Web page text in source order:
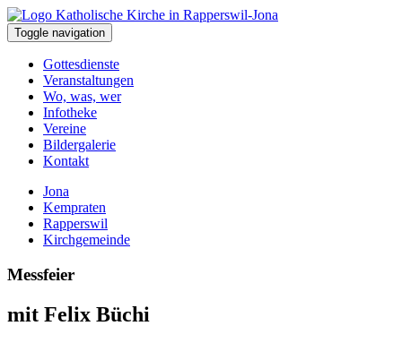
Toggle navigation
Gottesdienste
Veranstaltungen
Wo, was, wer
Infotheke
Vereine
Bildergalerie
Kontakt
Jona
Kempraten
Rapperswil
Kirchgemeinde
Messfeier
mit Felix Büchi